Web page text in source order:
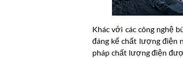
Khác với các công nghệ
đáng kể chất lượng điện
pháp chất lượng điện